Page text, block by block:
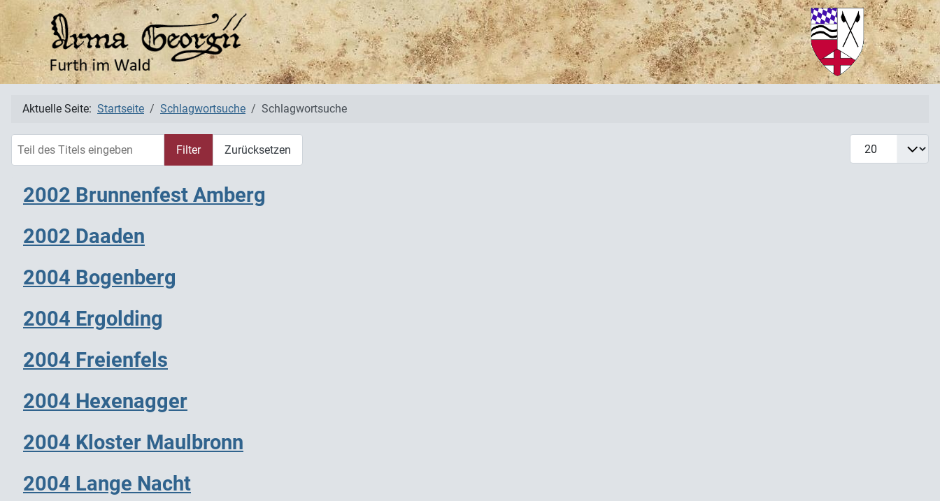
Aktuelle Seite: Startseite Schlagwortsuche Schlagwortsuche
Filter Zurücksetzen
Anzeige #
2002 Brunnenfest Amberg
2002 Daaden
2004 Bogenberg
2004 Ergolding
2004 Freienfels
2004 Hexenagger
2004 Kloster Maulbronn
2004 Lange Nacht